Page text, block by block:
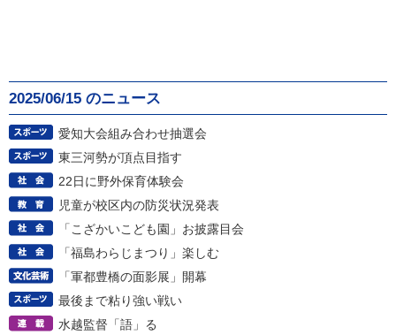
2025/06/15 のニュース
愛知大会組み合わせ抽選会
東三河勢が頂点目指す
22日に野外保育体験会
児童が校区内の防災状況発表
「こざかいこども園」お披露目会
「福島わらじまつり」楽しむ
「軍都豊橋の面影展」開幕
最後まで粘り強い戦い
水越監督「語」る